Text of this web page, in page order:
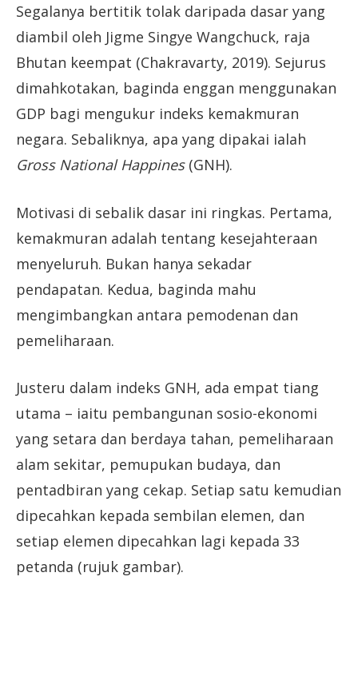
Segalanya bertitik tolak daripada dasar yang
diambil oleh Jigme Singye Wangchuck, raja
Bhutan keempat (Chakravarty, 2019). Sejurus
dimahkotakan, baginda enggan menggunakan
GDP bagi mengukur indeks kemakmuran
negara. Sebaliknya, apa yang dipakai ialah
Gross National Happines (GNH).
Motivasi di sebalik dasar ini ringkas. Pertama,
kemakmuran adalah tentang kesejahteraan
menyeluruh. Bukan hanya sekadar
pendapatan. Kedua, baginda mahu
mengimbangkan antara pemodenan dan
pemeliharaan.
Justeru dalam indeks GNH, ada empat tiang
utama – iaitu pembangunan sosio-ekonomi
yang setara dan berdaya tahan, pemeliharaan
alam sekitar, pemupukan budaya, dan
pentadbiran yang cekap. Setiap satu kemudian
dipecahkan kepada sembilan elemen, dan
setiap elemen dipecahkan lagi kepada 33
petanda (rujuk gambar).